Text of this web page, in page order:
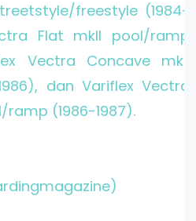
freestyle (1984-
Flat mkII pool/ramp
Vectra Concave mkII
dan Variflex Vectra
(1986-1987).